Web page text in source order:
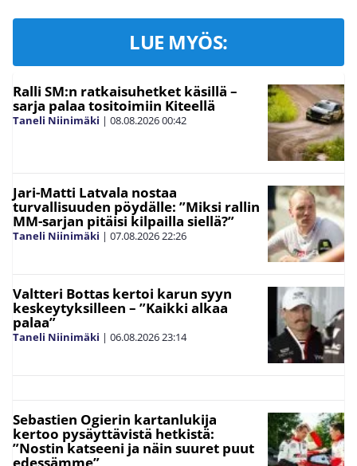
LUE MYÖS:
Ralli SM:n ratkaisuhetket käsillä –
sarja palaa tositoimiin Kiteellä
Taneli Niinimäki | 08.08.202600:42
Jari-Matti Latvala nostaa
turvallisuuden pöydälle: ”Miksi rallin
MM-sarjan pitäisi kilpailla siellä?”
Taneli Niinimäki | 07.08.202622:26
Valtteri Bottas kertoi karun syyn
keskeytyksilleen – ”Kaikki alkaa
palaa”
Taneli Niinimäki | 06.08.202623:14
Sebastien Ogierin kartanlukija
kertoo pysäyttävistä hetkistä:
”Nostin katseeni ja näin suuret puut
edessämme”